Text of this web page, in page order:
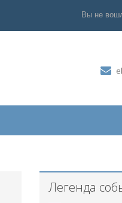
Вы не
Легенда